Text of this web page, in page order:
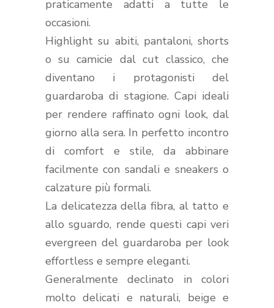
praticamente adatti a tutte le
occasioni.
Highlight su abiti, pantaloni, shorts
o su camicie dal cut classico, che
diventano i protagonisti del
guardaroba di stagione. Capi ideali
per rendere raffinato ogni look, dal
giorno alla sera. In perfetto incontro
di comfort e stile, da abbinare
facilmente con sandali e sneakers o
calzature più formali.
La delicatezza della fibra, al tatto e
allo sguardo, rende questi capi veri
evergreen del guardaroba per look
effortless e sempre eleganti.
Generalmente declinato in colori
molto delicati e naturali, beige e